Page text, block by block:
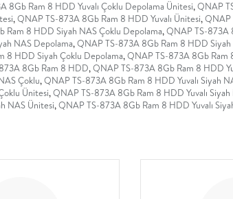
8Gb Ram 8 HDD Yuvalı Çoklu Depolama Ünitesi,QNAP
,QNAP TS-873A 8Gb Ram 8 HDD Yuvalı Ünitesi,QNAP
Ram 8 HDD Siyah NAS Çoklu Depolama,QNAP TS-873A
NAS Depolama,QNAP TS-873A 8Gb Ram 8 HDD
8 HDD Siyah Çoklu Depolama,QNAP TS-873A 8Gb Ram
8Gb Ram 8 HDD,QNAP TS-873A 8Gb Ram 8 HDD
Çoklu,QNAP TS-873A 8Gb Ram 8 HDD Yuvalı Siyah
Ünitesi,QNAP TS-873A 8Gb Ram 8 HDD Yuvalı
NAS Ünitesi,QNAP TS-873A 8Gb Ram 8 HDD Yuvalı